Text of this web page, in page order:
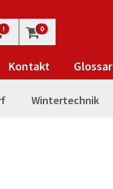
! 0
Kontakt Glossar
Wintertechnik